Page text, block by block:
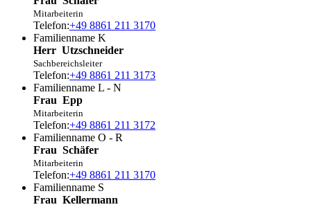
Mitarbeiterin
Telefon:+49 8861 211 3170
Familienname K
Herr Utzschneider
Sachbereichsleiter
Telefon:+49 8861 211 3173
Familienname L - N
Frau Epp
Mitarbeiterin
Telefon:+49 8861 211 3172
Familienname O - R
Frau Schäfer
Mitarbeiterin
Telefon:+49 8861 211 3170
Familienname S
Frau Kellermann